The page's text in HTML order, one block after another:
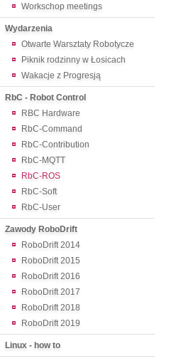
Workschop meetings
Wydarzenia
Otwarte Warsztaty Robotycze
Piknik rodzinny w Łosicach
Wakacje z Progresją
RbC - Robot Control
RBC Hardware
RbC-Command
RbC-Contribution
RbC-MQTT
RbC-ROS
RbC-Soft
RbC-User
Zawody RoboDrift
RoboDrift 2014
RoboDrift 2015
RoboDrift 2016
RoboDrift 2017
RoboDrift 2018
RoboDrift 2019
Linux - how to